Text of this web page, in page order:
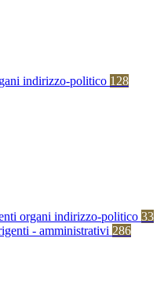
indirizzo-politico 128
organi indirizzo-politico 33
- amministrativi 286